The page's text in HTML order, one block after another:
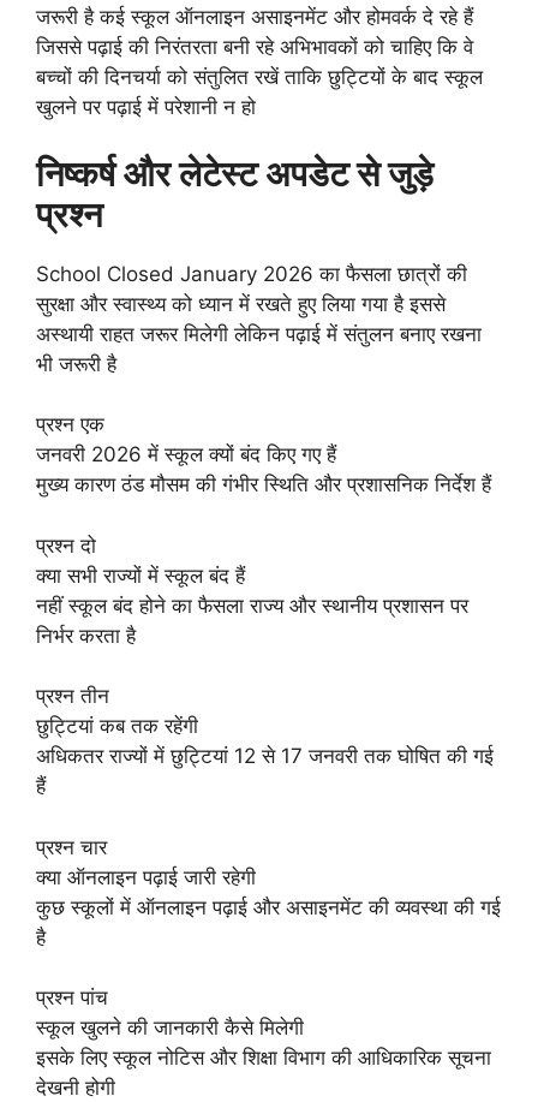
जरूरी है कई स्कूल ऑनलाइन असाइनमेंट और होमवर्क दे रहे हैं
जिससे पढ़ाई की निरंतरता बनी रहे अभिभावकों को चाहिए कि वे
बच्चों की दिनचर्या को संतुलित रखें ताकि छुट्टियों के बाद स्कूल
खुलने पर पढ़ाई में परेशानी न हो
निष्कर्ष और लेटेस्ट अपडेट से जुड़े
प्रश्न
School Closed January 2026 का फैसला छात्रों की
सुरक्षा और स्वास्थ्य को ध्यान में रखते हुए लिया गया है इससे
अस्थायी राहत जरूर मिलेगी लेकिन पढ़ाई में संतुलन बनाए रखना
भी जरूरी है
प्रश्न एक
जनवरी 2026 में स्कूल क्यों बंद किए गए हैं
मुख्य कारण ठंड मौसम की गंभीर स्थिति और प्रशासनिक निर्देश हैं
प्रश्न दो
क्या सभी राज्यों में स्कूल बंद हैं
नहीं स्कूल बंद होने का फैसला राज्य और स्थानीय प्रशासन पर
निर्भर करता है
प्रश्न तीन
छुट्टियां कब तक रहेंगी
अधिकतर राज्यों में छुट्टियां 12 से 17 जनवरी तक घोषित की गई
हैं
प्रश्न चार
क्या ऑनलाइन पढ़ाई जारी रहेगी
कुछ स्कूलों में ऑनलाइन पढ़ाई और असाइनमेंट की व्यवस्था की गई
है
प्रश्न पांच
स्कूल खुलने की जानकारी कैसे मिलेगी
इसके लिए स्कूल नोटिस और शिक्षा विभाग की आधिकारिक सूचना
देखनी होगी